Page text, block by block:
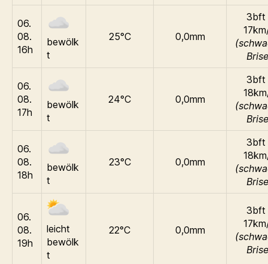
06.
08.
16h
bewölk
t
25°C 0,0mm
3bft
06.
08.
17h
bewölk
t
24°C 0,0mm
3bft
06.
08.
18h
bewölk
t
23°C 0,0mm
3bft
06.
08.
19h
leicht
bewölk
t
22°C 0,0mm
3bft